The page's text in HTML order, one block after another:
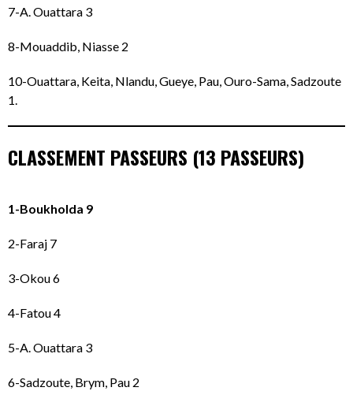
7-A. Ouattara 3
8-Mouaddib, Niasse 2
10-Ouattara, Keita, Nlandu, Gueye, Pau, Ouro-Sama, Sadzoute
1.
CLASSEMENT PASSEURS (13 PASSEURS)
1-Boukholda 9
2-Faraj 7
3-Okou 6
4-Fatou 4
5-A. Ouattara 3
6-Sadzoute, Brym, Pau 2